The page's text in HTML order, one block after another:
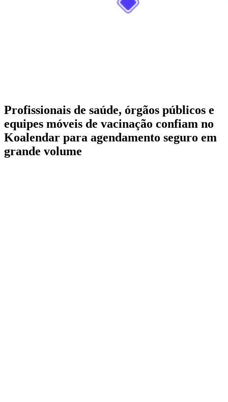
Profissionais de saúde, órgãos públicos e
equipes móveis de vacinação confiam no
Koalendar para agendamento seguro em
grande volume